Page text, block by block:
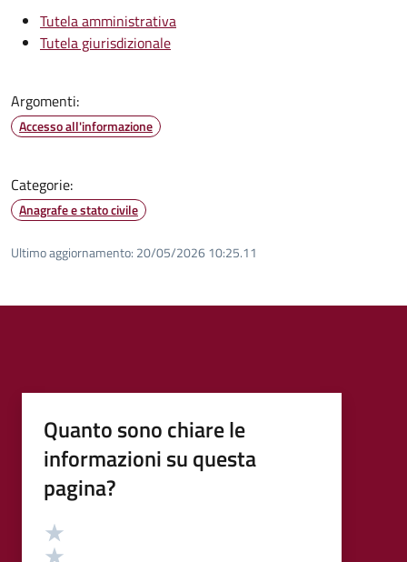
Tutela amministrativa
Tutela giurisdizionale
Argomenti:
Accesso all'informazione
Categorie:
Anagrafe e stato civile
Ultimo aggiornamento: 20/05/2026 10:25.11
Quanto sono chiare le
informazioni su questa
pagina?
Valutazione